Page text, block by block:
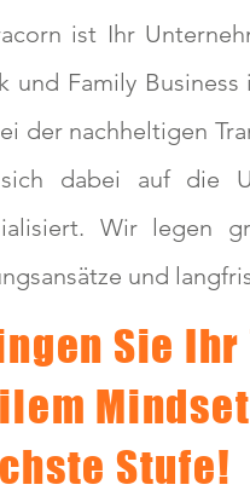
ist Ihr
und Family
der nachheltigen
dabei auf die
Wir legen
und
Sie
Stufe!